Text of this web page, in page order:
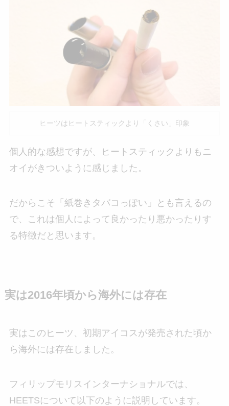
ヒーツはヒートスティックより「くさい」印象
個人的な感想ですが、ヒートスティックよりもニ
オイがきついように感じました。
だからこそ「紙巻きタバコっぽい」とも言えるの
で、これは個人によって良かったり悪かったりす
る特徴だと思います。
実は2016年頃から海外には存在
実はこのヒーツ、初期アイコスが発売された頃か
ら海外には存在しました。
フィリップモリスインターナショナルでは、
HEETSについて以下のように説明しています。